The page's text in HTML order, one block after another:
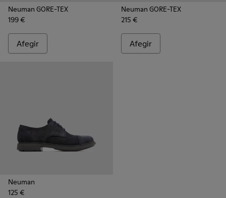
Neuman GORE-TEX
199 €
Afegir
Neuman GORE-TEX
215 €
Afegir
Neuman
125 €